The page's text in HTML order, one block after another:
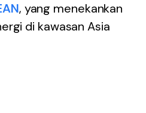
, yang menekankan
di kawasan Asia